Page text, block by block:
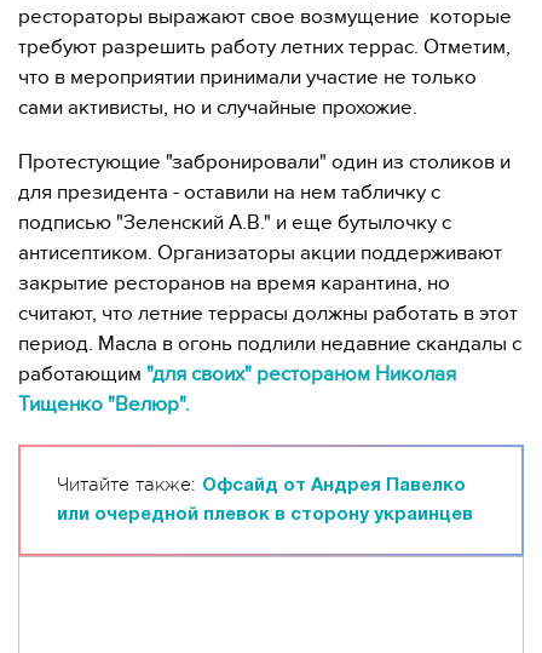
рестораторы выражают свое возмущение которые
требуют разрешить работу летних террас. Отметим,
что в мероприятии принимали участие не только
сами активисты, но и случайные прохожие.
Протестующие "забронировали" один из столиков и
для президента - оставили на нем табличку с
подписью "Зеленский А.В." и еще бутылочку с
антисептиком. Организаторы акции поддерживают
закрытие ресторанов на время карантина, но
считают, что летние террасы должны работать в этот
период. Масла в огонь подлили недавние скандалы с
работающим "для своих" рестораном Николая
Тищенко "Велюр".
Читайте также: Офсайд от Андрея Павелко
или очередной плевок в сторону украинцев